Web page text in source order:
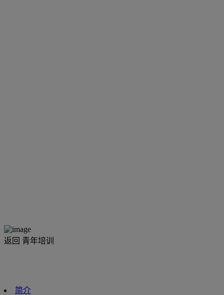
返回 青年培训
简介